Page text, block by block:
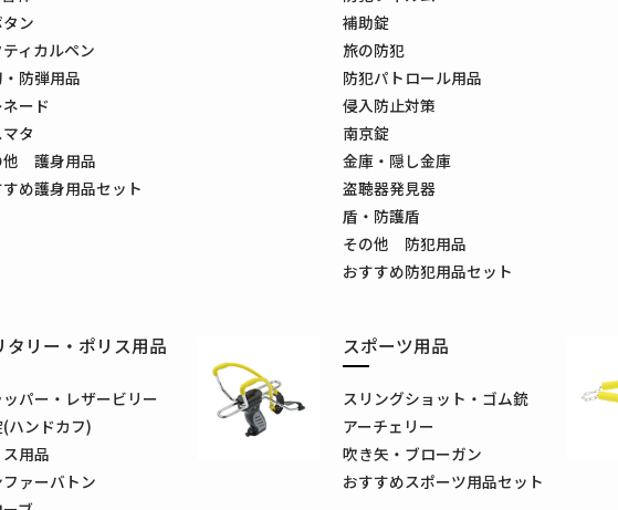
ン
ィカルペン
防弾用品
ード
タ
他 護身用品
め護身用品セット
補助錠
旅の防犯
防犯パトロール用品
侵入防止対策
南京錠
金庫・隠し金庫
盗聴器発見器
盾・防護盾
その他 防犯用品
おすすめ防犯用品セット
タリー・ポリス用品
パー・レザービリー
ハンドカフ)
用品
ファーバトン
スポーツ用品
スリングショット・ゴム銃
アーチェリー
吹き矢・ブローガン
おすすめスポーツ用品セット